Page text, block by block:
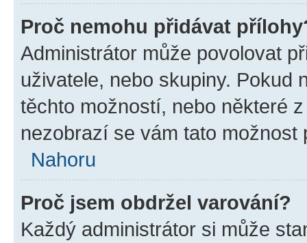
Proč nemohu přidávat
Administrátor může povolovat
uživatele, nebo skupiny. Pokud
těchto možností, nebo některé
nezobrazí se vám tato
Nahoru
Proč jsem obdržel varování?
Každý administrátor si může